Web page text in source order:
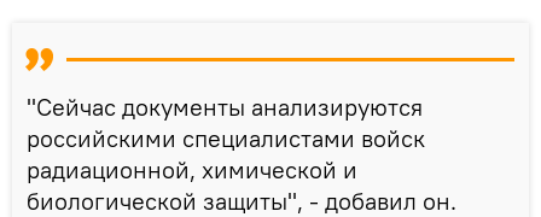
"Сейчас документы анализируются
российскими специалистами войск
радиационной, химической и
биологической защиты", - добавил он.